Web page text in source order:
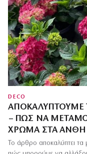
DECO
ΑΠΟΚΑΛΎΠΤΟΥΜΕ
– ΠΏΣ ΝΑ
ΧΡΏΜΑ ΣΤΑ ΆΝΘΗ
Το άρθρο αποκαλύπτει τα